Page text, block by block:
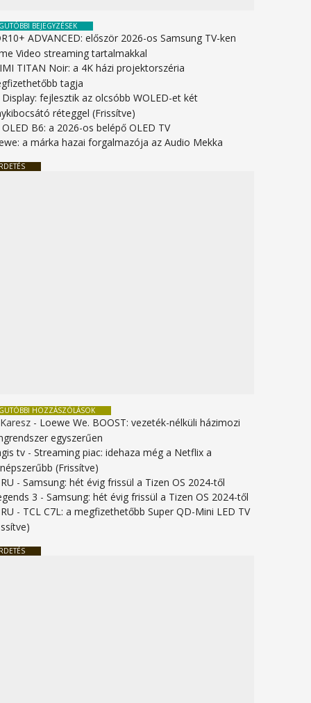
BEJEGYZÉSEK
ADVANCED: először 2026-os Samsung TV-ken
Video streaming tartalmakkal
TITAN Noir: a 4K házi projektorszéria
tagja
Display: fejlesztik az olcsóbb WOLED-et két
réteggel (Frissítve)
OLED B6: a 2026-os belépő OLED TV
a márka hazai forgalmazója az Audio Mekka
HOZZÁSZÓLÁSOK
- Loewe We. BOOST: vezeték-nélküli házimozi
egyszerűen
tv -Streaming piac: idehaza még a Netflix a
(Frissítve)
-Samsung: hét évig frissül a Tizen OS 2024-től
3 -Samsung: hét évig frissül a Tizen OS 2024-től
- TCL C7L: a megfizethetőbb Super QD-Mini LED TV